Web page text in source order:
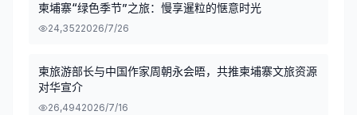
柬埔寨“绿色季节”之旅：慢享暹粒的惬意时光
24,3522026/7/26
柬旅游部长与中国作家周朝永会晤，共推柬埔寨文旅资源
对华宣介
26,4942026/7/16